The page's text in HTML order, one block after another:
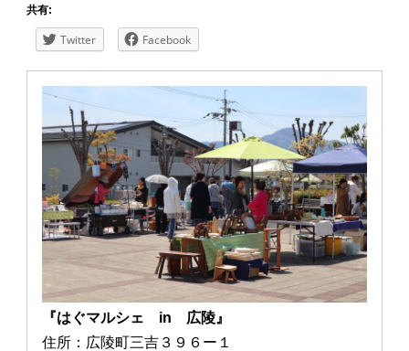
共有:
Twitter Facebook
『はぐマルシェ in 広陵』
住所：広陵町三吉３９６ー１